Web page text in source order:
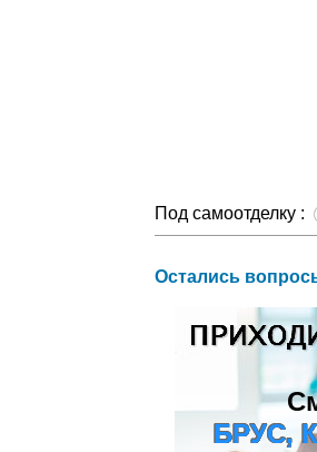
Под самоотделку :
Остались
БРУС,